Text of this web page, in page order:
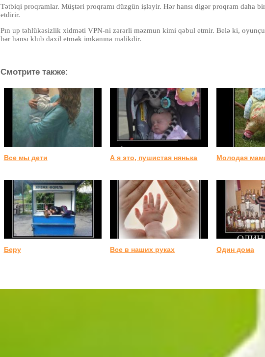
Tətbiqi proqramlar. Müştəri proqramı düzgün işləyir. Hər hansı digər proqram daha
etdirir.
Pın up təhlükəsizlik xidməti VPN-ni zərərli məzmun kimi qəbul etmir. Belə ki, oyunçu
hər hansı klub daxil etmək imkanına malikdir.
Смотрите также:
Все мы дети А я это, пушистая нянька Молодая
Беру Все в наших руках Один дома